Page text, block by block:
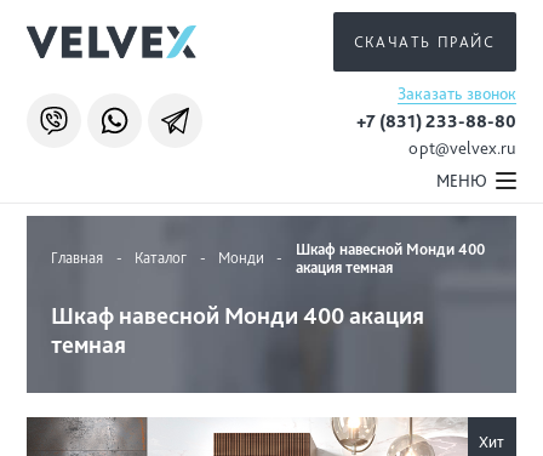
СКАЧАТЬ ПРАЙС
Заказать звонок
+7 (831) 233-88-80
opt@velvex.ru
МЕНЮ
Главная - Каталог - Монди -
Шкаф навесной Монди 400
акация темная
Шкаф навесной Монди 400 акация
темная
Хит